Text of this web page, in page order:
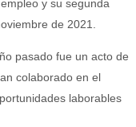
y su segunda
de 2021.
pasado fue un acto de
colaborado en el
laborables